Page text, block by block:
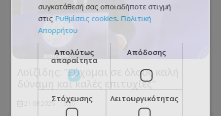
Λοϊζίδης: "Εύχομαι σε όλους καλή
δύναμη και καλές επιτυχίες"
21.08.2025 - 15:35
συγκατάθεσή σας οποιαδήποτε στιγμή
στις Ρυθμίσεις cookies. Πολιτική
Απορρήτου
Απολύτως
απαραίτητα
Απόδοσης
Στόχευσης Λειτουργικότητας